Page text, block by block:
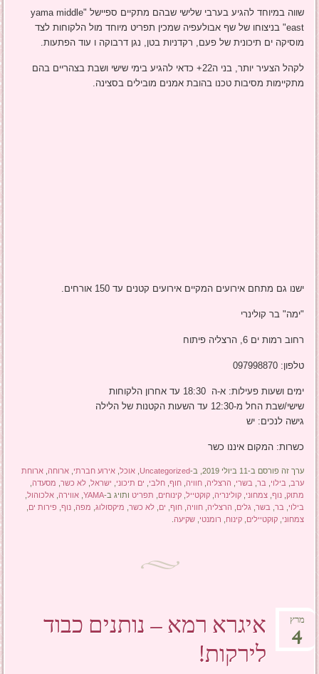
שווה במיוחד להגיע בערבי שלישי שבהם מתקיים ספיישל "yama middle
east" בניצוחו של שף אבולעפיה שמכין תפריט מיוחד מול הלקוחות לצד
מוסיקה ים תיכונית של פעם, רקדניות בטן, נגן דרבוקה ו עוד הפתעות.
לקהל הצעיר יותר, בני ה22+ כדאי להגיע בימי שישי ושבת בצהריים בהם
מתקיימות מסיבות טכנו בהובת אמנים מובילים בסצינה.
ישנו גם מתחם אירועים המקיים אירועים קטנים עד 150 אורחים.
"ימה" בר קולינרי
רחוב רמות ים 6, הרצליה פיתוח
טלפון: 097998870
ימים ושעות פעילות: א-ה 18:30 עד אחרון הלקוחות
שישי/שבת החל מ-12:30 עד השעות הקטנות של הלילה
גישה לנכים: יש
כשרות: המקום איננו כשר
ערך זה פורסם ב-11 ביולי 2019, ב- Uncategorized
,אוכל ,אירוע חברתי ,ארוחה ,ארוחת
ערב בילוי בר בשרי הרצליה ,חוויה ,חוף ,חלבי ים תיכוני ישראל ,לא כשר מסעדה
מתוק ,נוף ,צמחוני ,קולינריה ,קוקטייל ,קינוחים תפריט ותויג ב-YAMA
,אווירה ,אלכוהול
בילוי
בר בשר גלים הרצליה ,חוויה ,חוף ים ,לא כשר מיקסולוג מפה ,נוף פירות ים
צמחוני ,קוקטיילים ,קינוח רומנטי ,שקיעה
איגרא רמא – נותנים כבוד
לירקות!
מרץ
4